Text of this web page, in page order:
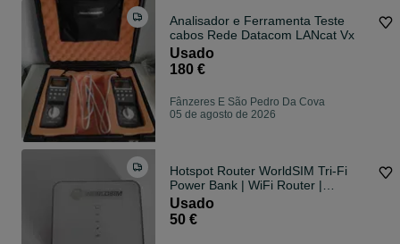
Analisador e Ferramenta Teste
cabos Rede Datacom LANcat Vx
Usado
180 €
Fânzeres E São Pedro Da Cova
05 de agosto de 2026
Hotspot Router WorldSIM Tri-Fi
Power Bank | WiFi Router |
Desbloqueado
Usado
50 €